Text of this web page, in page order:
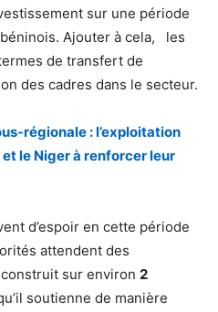
sur une période
Ajouter à cela, les
de transfert de
des cadres dans le secteur.
régionale : l’exploitation
le Niger à renforcer leur
d’espoir en cette période
attendent des
sur environ 2
soutienne de manière